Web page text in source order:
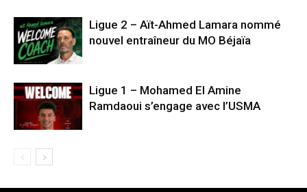
Ligue 2 – Aït-Ahmed Lamara nommé
nouvel entraîneur du MO Béjaïa
Ligue 1 – Mohamed El Amine
Ramdaoui s’engage avec l’USMA